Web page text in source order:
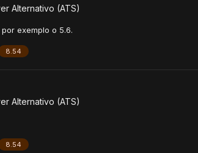
Alternativo (ATS)
exemplo o 5.6.
8.54
Alternativo (ATS)
8.54